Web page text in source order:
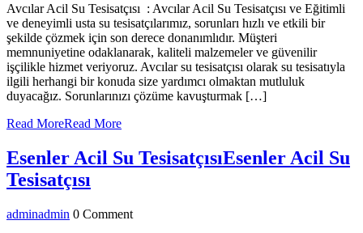
Avcılar Acil Su Tesisatçısı : Avcılar Acil Su Tesisatçısı ve Eğitimli
ve deneyimli usta su tesisatçılarımız, sorunları hızlı ve etkili bir
şekilde çözmek için son derece donanımlıdır. Müşteri
memnuniyetine odaklanarak, kaliteli malzemeler ve güvenilir
işçilikle hizmet veriyoruz. Avcılar su tesisatçısı olarak su tesisatıyla
ilgili herhangi bir konuda size yardımcı olmaktan mutluluk
duyacağız. Sorunlarınızı çözüme kavuşturmak […]
Read MoreRead More
Esenler Acil Su TesisatçısıEsenler Acil Su
Tesisatçısı
adminadmin 0 Comment